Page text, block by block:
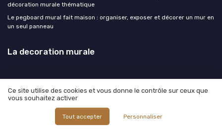
décoration murale thématique
Le pegboard mural fait maison : organiser, exposer et décorer un mur en
un seul panneau
La decoration murale
Mentions légales
© La decoration murale 2026
Ce site utilise des cookies et vous donne le contrôle sur ceux que
vous souhaitez activer
Tout accepter Personnaliser